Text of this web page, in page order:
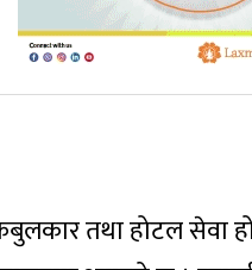
तथा होटल सेवा